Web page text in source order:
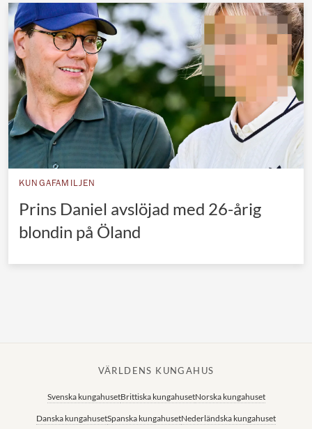
Nederländska kungahuset
Belgiska kungahuset
Jordanska kungahuset
Luxemburgska storhertighuset
Japanska kejsarhuset
Thailändska kungahuset
Marockanska kungahuset
KUNGAFAMILJEN
Prins Daniel avslöjad med 26-årig
blondin på Öland
VÄRLDENS KUNGAHUS
Svenska kungahusetBrittiska kungahusetNorska kungahuset
Danska kungahusetSpanska kungahusetNederländska kungahuset